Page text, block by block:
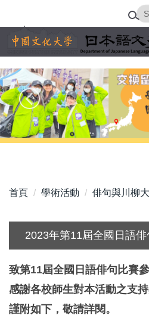
主
內
容
區
首頁 學術活動 俳句與川柳
2023年第11屆全國日語俳
致第11屆全國日語俳句比賽
感謝各校師生對本活動之支
謹附如下，敬請詳閱。